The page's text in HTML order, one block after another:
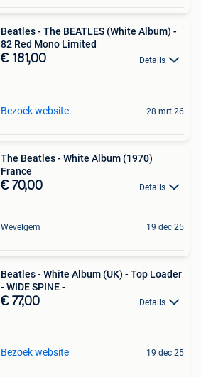
Beatles - The BEATLES (White Album) -
82 Red Mono Limited
€ 181,00 Details
Bezoek website 28 mrt 26
The Beatles - White Album (1970)
France
€ 70,00 Details
Wevelgem 19 dec 25
Beatles - White Album (UK) - Top Loader
- WIDE SPINE -
€ 77,00 Details
Bezoek website 19 dec 25